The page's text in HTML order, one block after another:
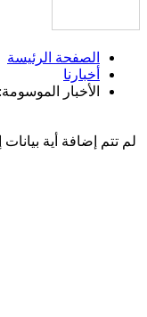
الصفحة الرئيسة
أخبارنا
الأخبار
لم تتم إضافة أية